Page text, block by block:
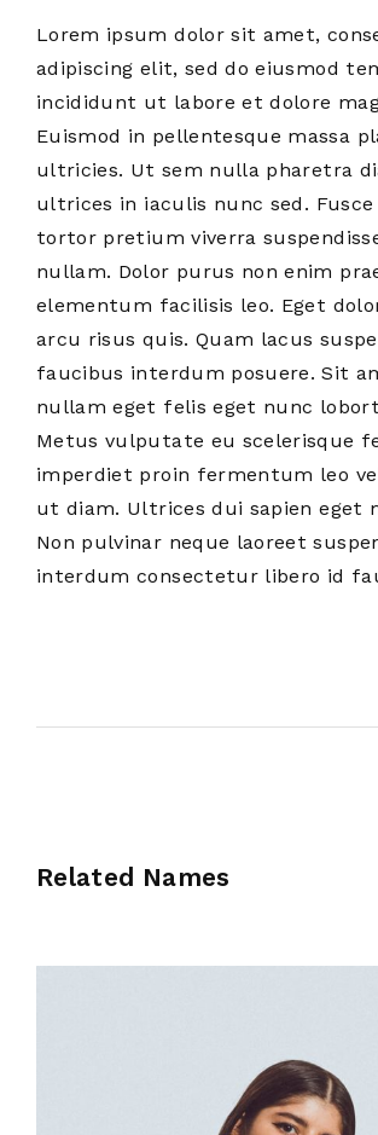
Lorem ipsum dolor sit amet,
adipiscing elit, sed do eiusmod
incididunt ut labore et dolore
Euismod in pellentesque massa
ultricies. Ut sem nulla pharetra
ultrices in iaculis nunc sed.
tortor pretium viverra
nullam. Dolor purus non enim
elementum facilisis leo. Eget
arcu risus quis. Quam lacus
faucibus interdum posuere. Sit
nullam eget felis eget nunc
Metus vulputate eu scelerisque
imperdiet proin fermentum leo
ut diam. Ultrices dui sapien eget
Non pulvinar neque laoreet
interdum consectetur libero id
Related Names